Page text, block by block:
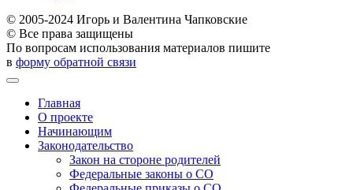
© 2005-2024 Игорь и Валентина Чапковские
© Все права защищены
По вопросам использования материалов пишите
в форму обратной связи
Главная
О проекте
Начинающим
Законодательство
Закон на стороне родителей
Федеральные законы о СО